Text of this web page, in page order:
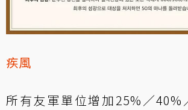
疾風
所有友軍單位增加25%／40%